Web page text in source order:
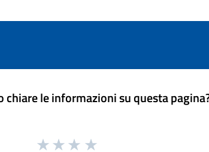
chiare le informazioni su questa